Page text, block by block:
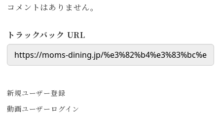
コメントはありません。
トラックバック URL
新規ユーザー登録
動画ユーザーログイン